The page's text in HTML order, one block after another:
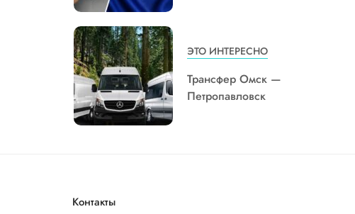
ЭТО ИНТЕРЕСНО
Трансфер Омск —
Петропавловск
Контакты